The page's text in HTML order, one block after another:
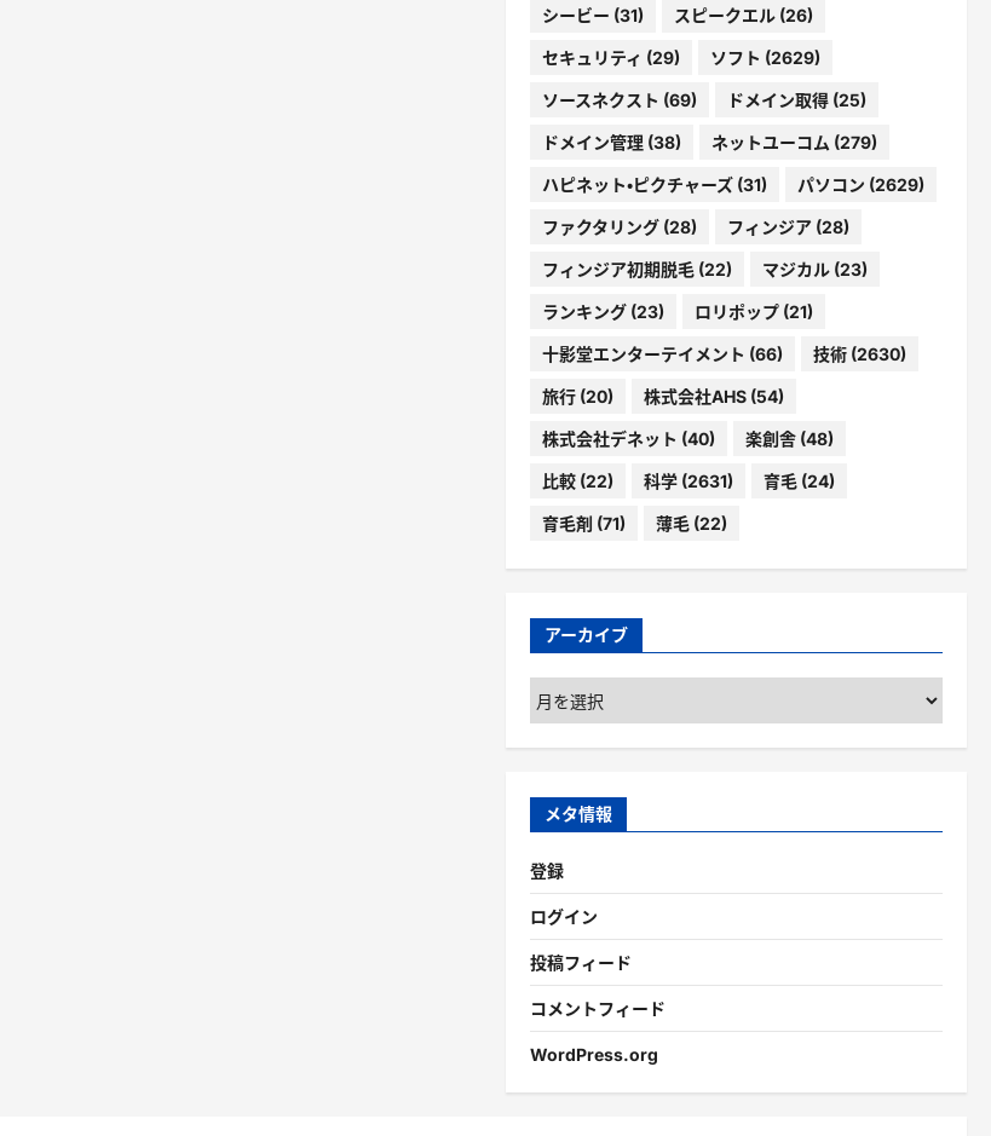
シービー (31) スピークエル(26)
セキュリティ (29) ソフト (2629)
ソースネクスト (69) ドメイン取得(25)
ドメイン管理(38) ネットユーコム (279)
ハピネット・ピクチャーズ(31) パソコン (2629)
ファクタリング(28) フィンジア(28)
フィンジア初期脱毛(22) マジカル(23)
ランキング(23) ロリポップ(21)
十影堂エンターテイメント (66) 技術(2630)
旅行(20) 株式会社AHS(54)
株式会社デネット (40) 楽創舎(48)
比較(22) 科学(2631) 育毛(24)
育毛剤 (71) 薄毛(22)
アーカイブ
ア
ー
カ
ブ
メタ情報
登録
ログイン
投稿フィード
コメントフィード
WordPress.org